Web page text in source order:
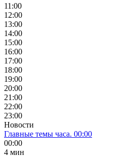
11:00
12:00
13:00
14:00
15:00
16:00
17:00
18:00
19:00
20:00
21:00
22:00
23:00
Новости
Главные темы часа. 00:00
00:00
4 мин